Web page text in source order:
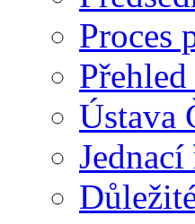
Proces
Ústava
Jednací